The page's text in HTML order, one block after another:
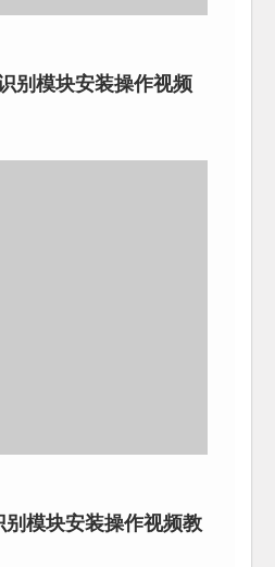
别模块安装操作视频
模块安装操作视频教